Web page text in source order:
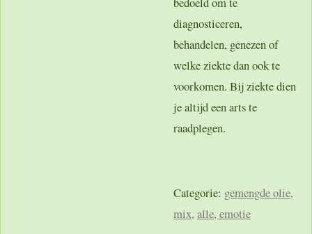
diagnosticeren,
behandelen, genezen of
welke ziekte dan ook te
voorkomen. Bij ziekte dien
je altijd een arts te
raadplegen.
Categorie: gemengde olie,
mix, alle, emotie